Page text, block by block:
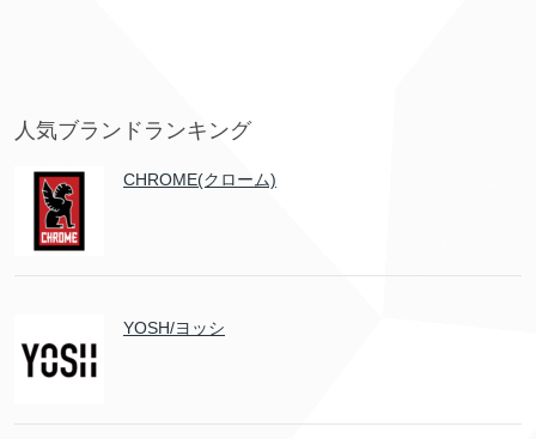
人気ブランドランキング
CHROME(クローム)
YOSH/ヨッシ